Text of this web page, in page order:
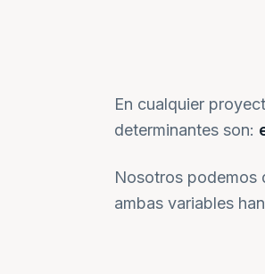
En cualquier
determinantes son:
Nosotros podemos
ambas variables